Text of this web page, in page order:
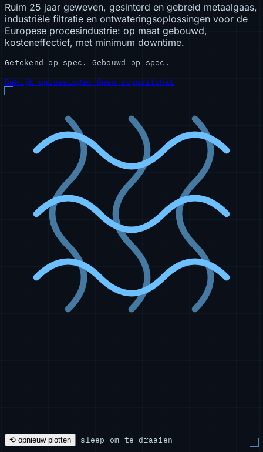
Ruim 25 jaar geweven, gesinterd en gebreid metaalgaas,
industriële filtratie en ontwateringsoplossingen voor de
Europese procesindustrie: op maat gebouwd,
kosteneffectief, met minimum downtime.
Getekend op spec. Gebouwd op spec.
Bekijk oplossingen Open supportchat
⟲ opnieuw plotten
sleep om te draaien